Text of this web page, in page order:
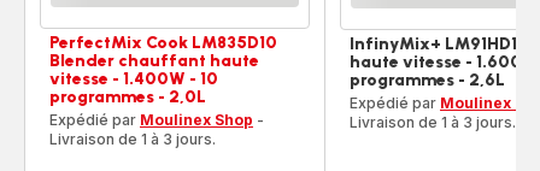
PerfectMix Cook LM835D10
Blender chauffant haute
vitesse - 1.400W - 10
programmes - 2,0L
Expédié par Moulinex Shop -
Livraison de 1 à 3 jours.
InfinyMix+ LM91HD10
haute vitesse -
programmes - 2,6L
Expédié par Moulinex
Livraison de 1 à 3 jours.